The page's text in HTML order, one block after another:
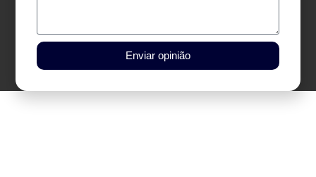
Enviar opinião